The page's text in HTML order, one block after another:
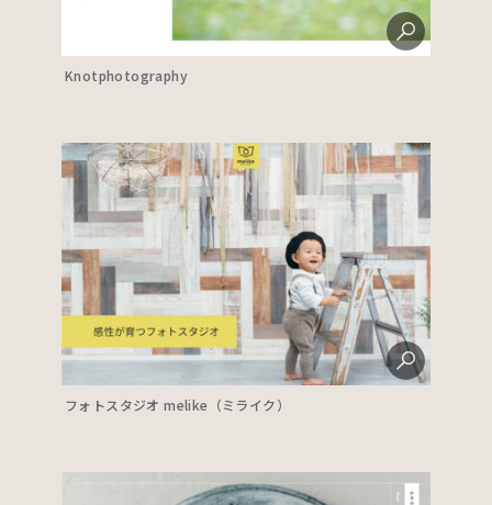
Knotphotography
フォトスタジオ melike（ミライク）